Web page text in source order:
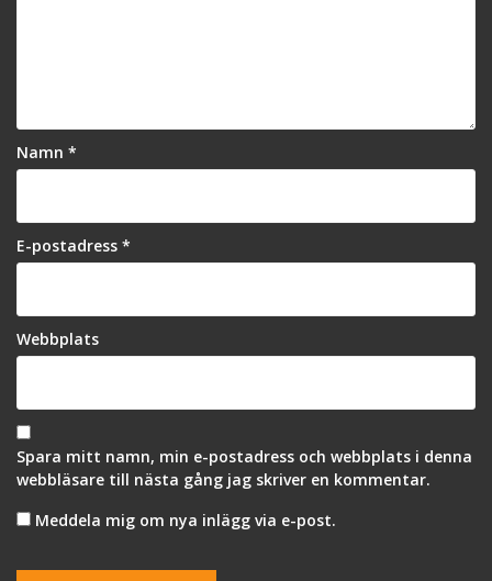
Namn *
E-postadress *
Webbplats
Spara mitt namn, min e-postadress och webbplats i denna
webbläsare till nästa gång jag skriver en kommentar.
Meddela mig om nya inlägg via e-post.